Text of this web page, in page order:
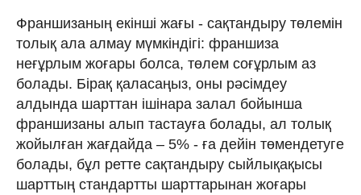
Франшизаның екінші жағы - сақтандыру төлемін
толық ала алмау мүмкіндігі: франшиза
неғұрлым жоғары болса, төлем соғұрлым аз
болады. Бірақ қаласаңыз, оны рәсімдеу
алдында шарттан ішінара залал бойынша
франшизаны алып тастауға болады, ал толық
жойылған жағдайда – 5% - ға дейін төмендетуге
болады, бұл ретте сақтандыру сыйлықақысы
шарттың стандартты шарттарынан жоғары